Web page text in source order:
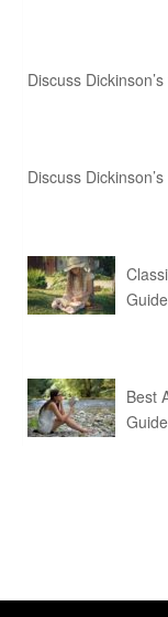
Discuss
Discuss
Best